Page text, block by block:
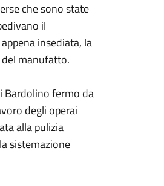
che sono state
il
insediata, la
manufatto.
Bardolino fermo da
degli operai
alla pulizia
sistemazione